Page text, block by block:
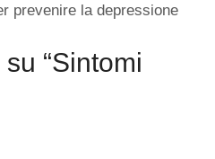
prevenire la depressione
“Sintomi